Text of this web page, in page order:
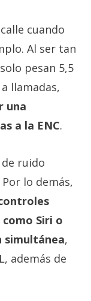
cuando
Al ser tan
pesan 5,5
llamadas,
una
a la ENC.
de ruido
lo demás,
Siri o
simultánea,
además de